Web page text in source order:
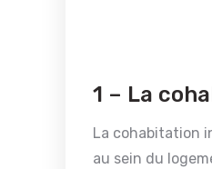
1 – La
La cohabitation
au sein du